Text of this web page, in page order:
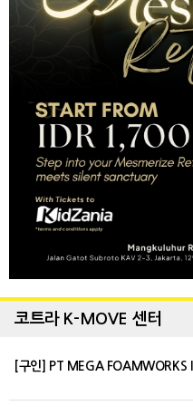
코트라 K-MOVE 센터
[구인] PT MEGA FOAMWORKS